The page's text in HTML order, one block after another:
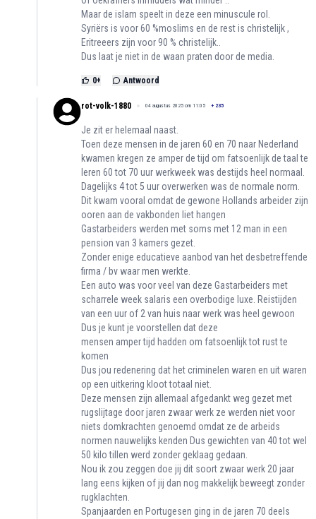
Maar de islam speelt in deze een minuscule rol.
Syriërs is voor 60 %moslims en de rest is christelijk ,
Eritreeers zijn voor 90 % christelijk..
Dus laat je niet in de waan praten door de media.
0+ Antwoord
rot-volk-1880 04 augustus 2025 om 11:05 + 235
Je zit er helemaal naast.
Toen deze mensen in de jaren 60 en 70 naar Nederland
kwamen kregen ze amper de tijd om fatsoenlijk de taal te
leren 60 tot 70 uur werkweek was destijds heel normaal.
Dagelijks 4 tot 5 uur overwerken was de normale norm.
Dit kwam vooral omdat de gewone Hollands arbeider zijn
ooren aan de vakbonden liet hangen
Gastarbeiders werden met soms met 12 man in een
pension van 3 kamers gezet.
Zonder enige educatieve aanbod van het desbetreffende
firma / bv waar men werkte.
Een auto was voor veel van deze Gastarbeiders met
scharrele week salaris een overbodige luxe. Reistijden
van een uur of 2 van huis naar werk was heel gewoon
Dus je kunt je voorstellen dat deze
mensen amper tijd hadden om fatsoenlijk tot rust te
komen
Dus jou redenering dat het criminelen waren en uit waren
op een uitkering kloot totaal niet.
Deze mensen zijn allemaal afgedankt weg gezet met
rugslijtage door jaren zwaar werk ze werden niet voor
niets domkrachten genoemd omdat ze de arbeids
normen nauwelijks kenden Dus gewichten van 40 tot wel
50 kilo tillen werd zonder geklaag gedaan.
Nou ik zou zeggen doe jij dit soort zwaar werk 20 jaar
lang eens kijken of jij dan nog makkelijk beweegt zonder
rugklachten.
Spanjaarden en Portugesen ging in de jaren 70 deels